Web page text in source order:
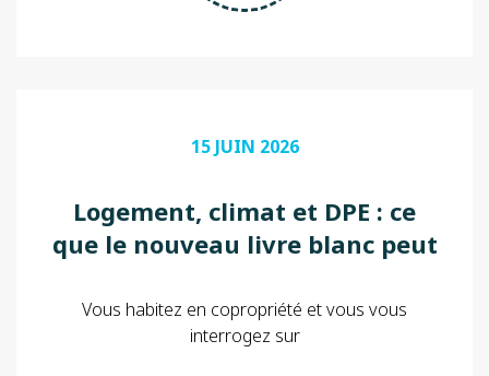
15 JUIN 2026
Logement, climat et DPE : ce
que le nouveau livre blanc peut
copropriétaires
Vous habitez en copropriété et vous vous
interrogez sur